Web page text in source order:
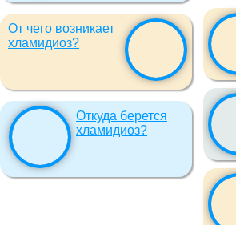
От чего возникает
хламидиоз?
Откуда берется
хламидиоз?